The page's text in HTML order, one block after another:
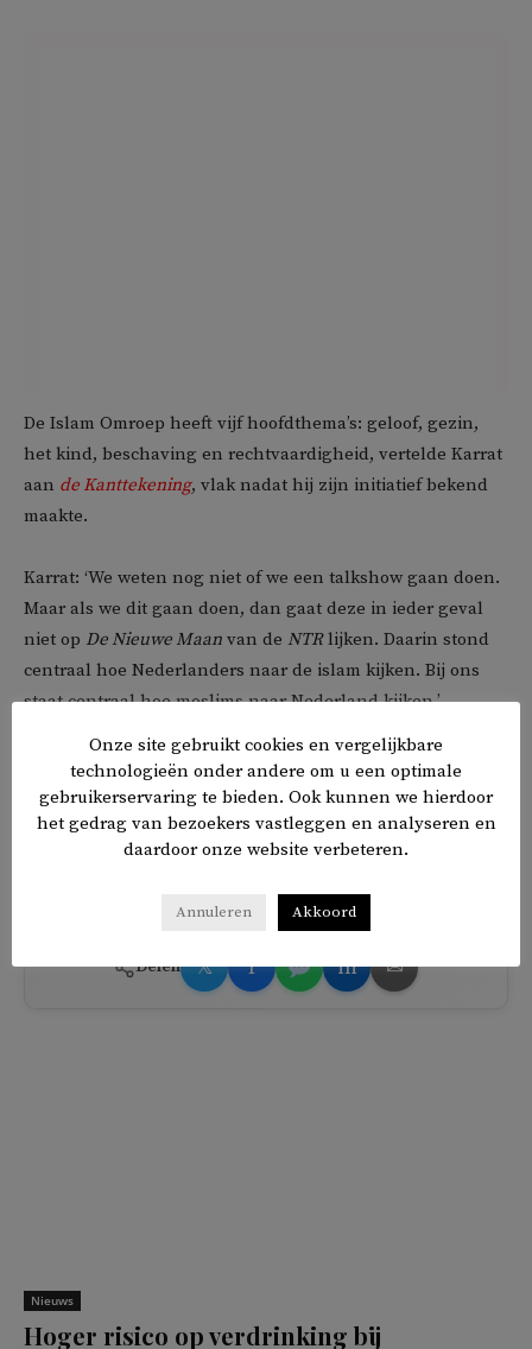
De Islam Omroep heeft vijf hoofdthema’s: geloof, gezin,
het kind, beschaving en rechtvaardigheid, vertelde Karrat
aan de Kanttekening, vlak nadat hij zijn initiatief bekend
maakte.
Karrat: ‘We weten nog niet of we een talkshow gaan doen.
Maar als we dit gaan doen, dan gaat deze in ieder geval
niet op De Nieuwe Maan van de NTRlijken. Daarin stond
centraal hoe Nederlanders naar de islam kijken. Bij ons
staat centraal hoe moslims naar Nederland kijken.’
Karrat was tussen 2013 en 2019 hoofdimam in de
Rotterdamse Essalam-moskee in Rotterdam. Momenteel is
hij werkzaam als adviseur, theoloog en imam in Moskee
Leidsche Rijn, Utrecht.
Delen 𝕏 f in ✉
Nieuws
Hoger risico op verdrinking bij
Onze site gebruikt cookies en vergelijkbare
technologieën onder andere om u een optimale
gebruikerservaring te bieden. Ook kunnen we hierdoor
het gedrag van bezoekers vastleggen en analyseren en
daardoor onze website verbeteren.
Annuleren Akkoord